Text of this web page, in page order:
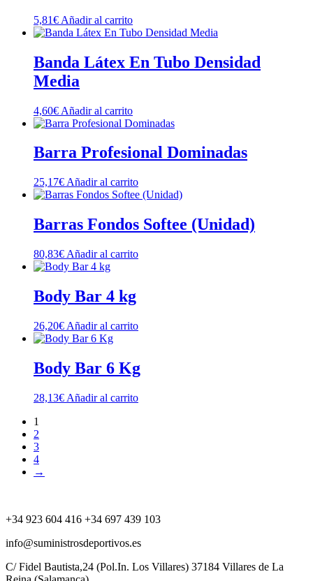
5,81€ Añadir al carrito
Banda Látex En Tubo Densidad
Media
4,60€ Añadir al carrito
Barra Profesional Dominadas
25,17€ Añadir al carrito
Barras Fondos Softee (Unidad)
80,83€ Añadir al carrito
Body Bar 4 kg
26,20€ Añadir al carrito
Body Bar 6 Kg
28,13€ Añadir al carrito
1
2
3
4
→
+34 923 604 416 +34 697 439 103
info@suministrosdeportivos.es
C/ Fidel Bautista,24 (Pol.In. Los Villares) 37184 Villares de La